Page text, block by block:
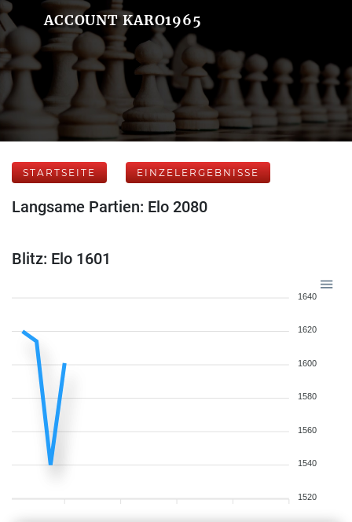
ACCOUNT KARO1965
STARTSEITE EINZELERGEBNISSE
Langsame Partien: Elo 2080
Blitz: Elo 1601
1640
1620
1600
1580
1560
1540
1520